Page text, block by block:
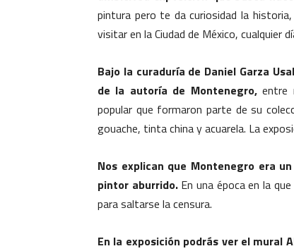
pintura pero te da curiosidad la
visitar en la Ciudad de México, cualquier
Bajo la curaduría de Daniel Garza
de la autoría de Montenegro,entre
popular que formaron parte de su
gouache, tinta china y acuarela. La
Nos explican que Montenegro era
pintor aburrido.En una época en la
para saltarse la censura.
En la exposición podrás ver el mural